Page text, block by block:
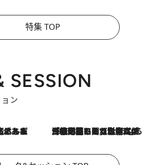
特集 TOP
SESSION
ン
2026.8.3
「住宅建てられない…」「サーチャージ料の高値が続いている」ホルムズ海峡封鎖による影響はいつまで続く？《エネルギー専門家に聞く“どうなる日本の暮らし”》